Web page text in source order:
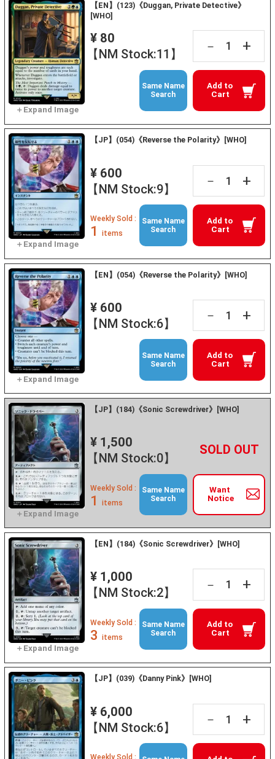
【EN】(123)《Duggan, Private Detective》
[WHO]
¥ 80
【NM Stock:11】
－ +
Add to
Cart
Same Name
Search
【JP】(054)《Reverse the Polarity》[WHO]
¥ 600
【NM Stock:9】
－ +
Add to
Cart
Weekly Sold :
1 items
Same Name
Search
【EN】(054)《Reverse the Polarity》[WHO]
¥ 600
【NM Stock:6】
－ +
Add to
Cart
Same Name
Search
【JP】(184)《Sonic Screwdriver》[WHO]
¥ 1,500
【NM Stock:0】
－ +
Want
Notice
Weekly Sold :
1 items
Same Name
Search
【EN】(184)《Sonic Screwdriver》[WHO]
¥ 1,000
【NM Stock:2】
－ +
Add to
Cart
Weekly Sold :
3 items
Same Name
Search
【JP】(039)《Danny Pink》[WHO]
¥ 6,000
【NM Stock:6】
－ +